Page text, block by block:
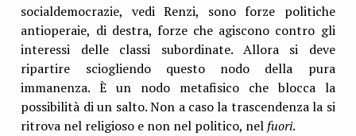
socialdemocrazie, vedi Renzi, sono forze politiche
antioperaie, di destra, forze che agiscono contro gli
interessi delle classi subordinate. Allora si deve
ripartire sciogliendo questo nodo della pura
immanenza. È un nodo metafisico che blocca la
possibilità di un salto. Non a caso la trascendenza la si
ritrova nel religioso e non nel politico, nel fuori.